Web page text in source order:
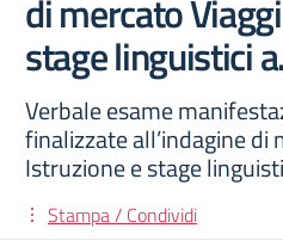
di mercato
stage linguistici
Verbale esame
finalizzate all’indagine di
Istruzione e stage
Stampa / Condividi